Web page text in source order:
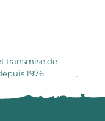
transmise de
1976